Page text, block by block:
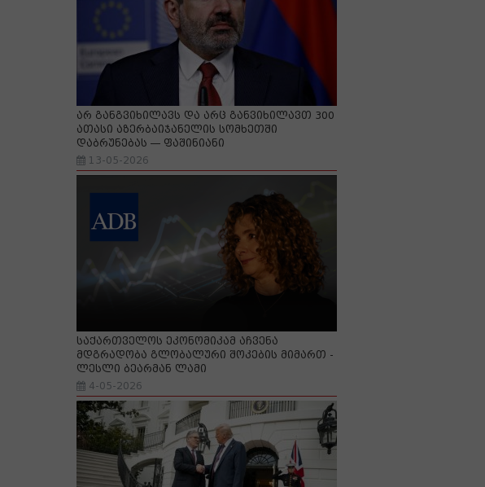
არ განგვიხილავს და არც განვიხილავთ 300
ათასი აზერბაიჯანელის სომხეთში
დაბრუნებას — ფაშინიანი
13-05-2026
საქართველოს ეკონომიკამ აჩვენა
მდგრადობა გლობალური შოკების მიმართ -
ლესლი ბეარმან ლამი
4-05-2026